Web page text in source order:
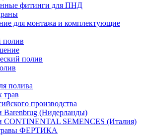
фитинги для ПНД
для монтажа и комплектующие
полив
полив
полива
трав
производства
Barenbrug (Нидерланды)
CONTINENTAL SEMENCES (Италия)
ФЕРТИКА